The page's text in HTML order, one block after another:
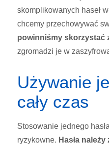
skomplikowanych haseł
chcemy przechowywać
powinniśmy skorzystać
zgromadzi je w
Używanie
cały czas
Stosowanie jednego
ryzykowne. Hasła